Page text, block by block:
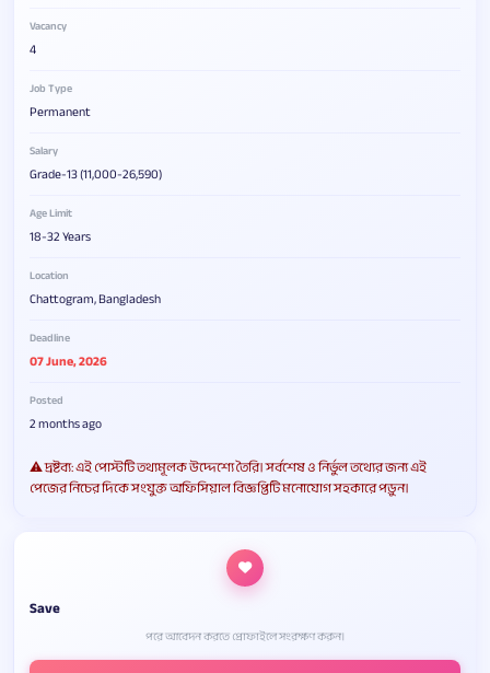
Vacancy
4
Job Type
Permanent
Salary
Grade-13 (11,000-26,590)
Age Limit
18-32 Years
Location
Chattogram, Bangladesh
Deadline
07 June, 2026
Posted
2 months ago
⚠️ দ্রষ্টব্য: এই পোস্টটি তথ্যমূলক উদ্দেশ্যে তৈরি। সর্বশেষ ও নির্ভুল তথ্যের জন্য এই
পেজের নিচের দিকে সংযুক্ত অফিসিয়াল বিজ্ঞপ্তিটি মনোযোগ সহকারে পড়ুন।
Save
পরে আবেদন করতে প্রোফাইলে সংরক্ষণ করুন।